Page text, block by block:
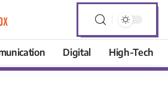
Digital High-Tech